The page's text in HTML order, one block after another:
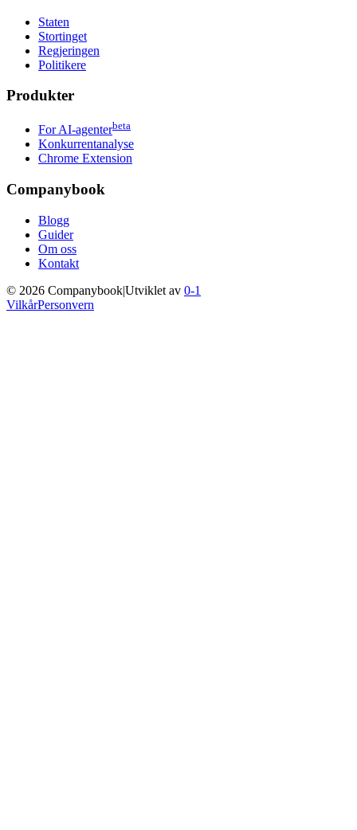
Staten
Stortinget
Regjeringen
Politikere
Produkter
For AI-agenterbeta
Konkurrentanalyse
Chrome Extension
Companybook
Blogg
Guider
Om oss
Kontakt
© 2026 Companybook|Utviklet av 0-1
VilkårPersonvern